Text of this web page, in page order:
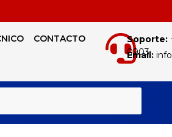
CONTACTO Soporte:
0903
Email: